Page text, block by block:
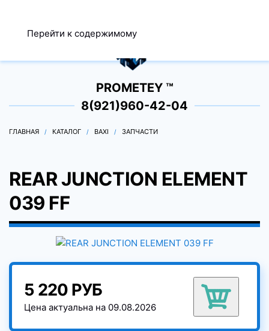
Перейти к содержимому
0
PROMETEY ™
8(921)960-42-04
ГЛАВНАЯ КАТАЛОГ BAXI ЗАПЧАСТИ
REAR JUNCTION ELEMENT
039 FF
5 220 РУБ
Цена актуальна на 09.08.2026